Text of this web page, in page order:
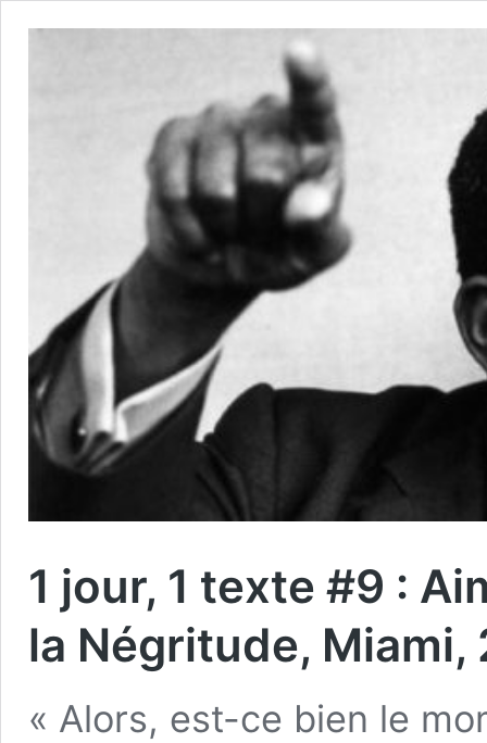
1 jour, 1 texte #9 :
la Négritude, Miami,
« Alors, est-ce bien le